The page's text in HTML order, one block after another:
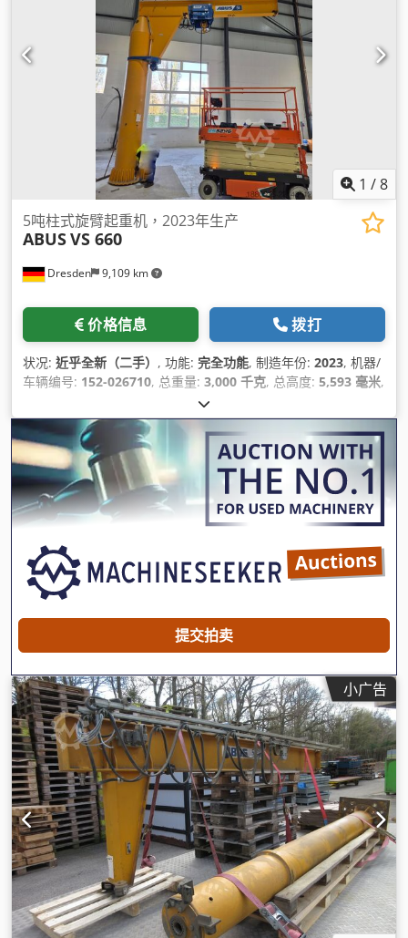
1 /8
Dresden 9,109 km
5吨柱式旋臂起重机，2023年生产
ABUSVS 660
价格信息 拨打
状况: 近乎全新（二手） , 功能: 完全功能, 制造年份: 2023, 机器/
车辆编号: 152-026710, 总重量: 3,000 千克, 总高度: 5,593 毫米,
5,000 千克
(6.30 马力), 主提升速度:4,000 毫米/分钟, 微调提升速度:12 毫
米/秒, 喉深: 4,000 毫米 , 作业高度:4,500 毫米 , 运转小时:20 h,
设备:
文档 / 手册,
提交拍卖
小广告